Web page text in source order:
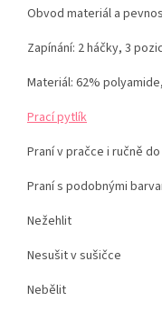
Obvod materiál a
Zapínání: 2 háčky, 3
Materiál: 62%
Prací pytlík
Praní v pračce i ručně do
Praní s podobnými
Nežehlit
Nesušit v sušičce
Nebělit